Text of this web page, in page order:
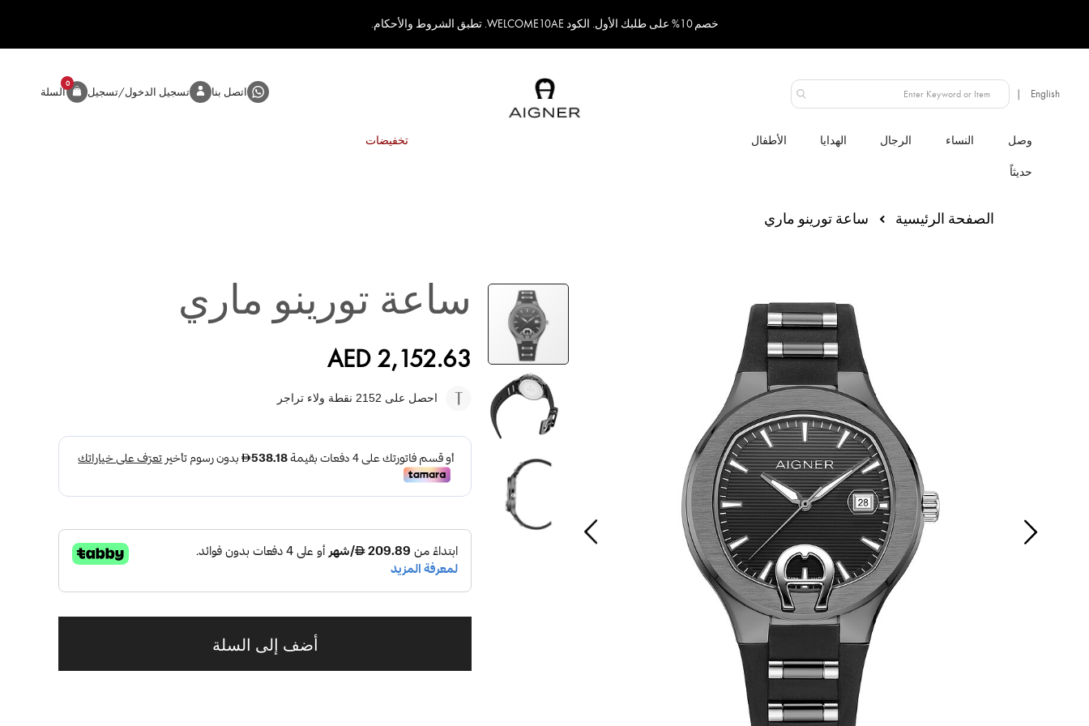
خصم 10% على طلبك الأول. الكود WELCOME10AE. تطبق الشروط والأحكام.
الإمارات العربية المتحدة اتصل بنا تسجيل الدخول/تسجيل السلة
0
المنتج
الصفحة الرئيسية ساعة تورينو ماري
ساعة تورينو ماري
AED 2,152.63
احصل على 2152 نقطة ولاء تراجر
أضف إلى السلة